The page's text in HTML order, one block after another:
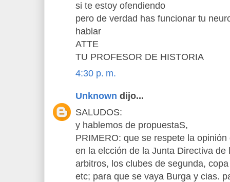
si te estoy ofendiendo
pero de verdad has funcionar tu
hablar
ATTE
TU PROFESOR DE HISTORIA
4:30 p. m.
Unknown dijo...
SALUDOS:
y hablemos de propuestaS,
PRIMERO: que se respete la
en la elcción de la Junta Directiva de
arbitros, los clubes de segunda,
etc; para que se vaya Burga y cias.